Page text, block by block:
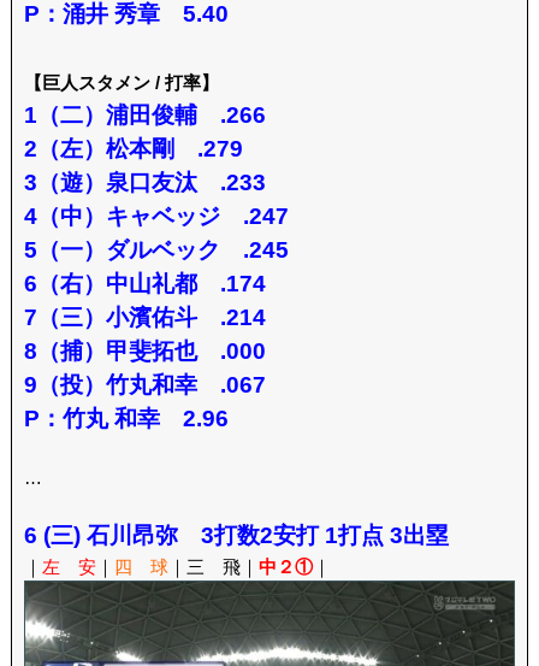
P：涌井 秀章 5.40
【巨人スタメン / 打率】
1（二）浦田俊輔 .266
2（左）松本剛 .279
3（遊）泉口友汰 .233
4（中）キャベッジ .247
5（一）ダルベック .245
6（右）中山礼都 .174
7（三）小濱佑斗 .214
8（捕）甲斐拓也 .000
9（投）竹丸和幸 .067
P：竹丸 和幸 2.96
…
6 (三) 石川昂弥 3打数2安打 1打点 3出塁
左 安｜ 四 球｜三 飛｜ 中２①｜